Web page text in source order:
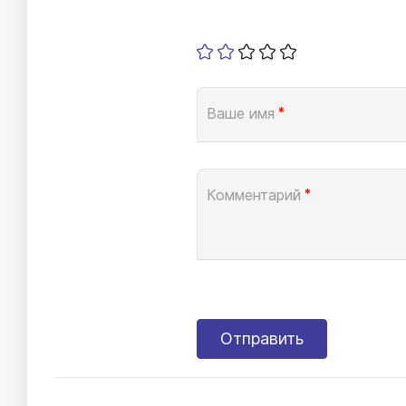
Ваше имя *
Комментарий *